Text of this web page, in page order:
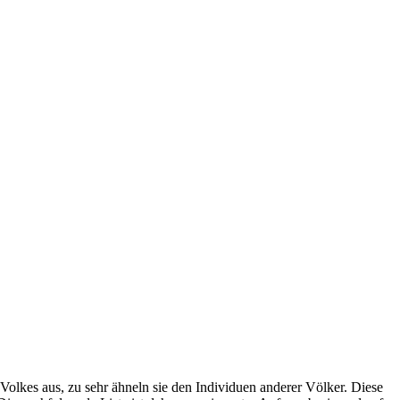
aus, zu sehr ähneln sie den Individuen anderer Völker. Diese